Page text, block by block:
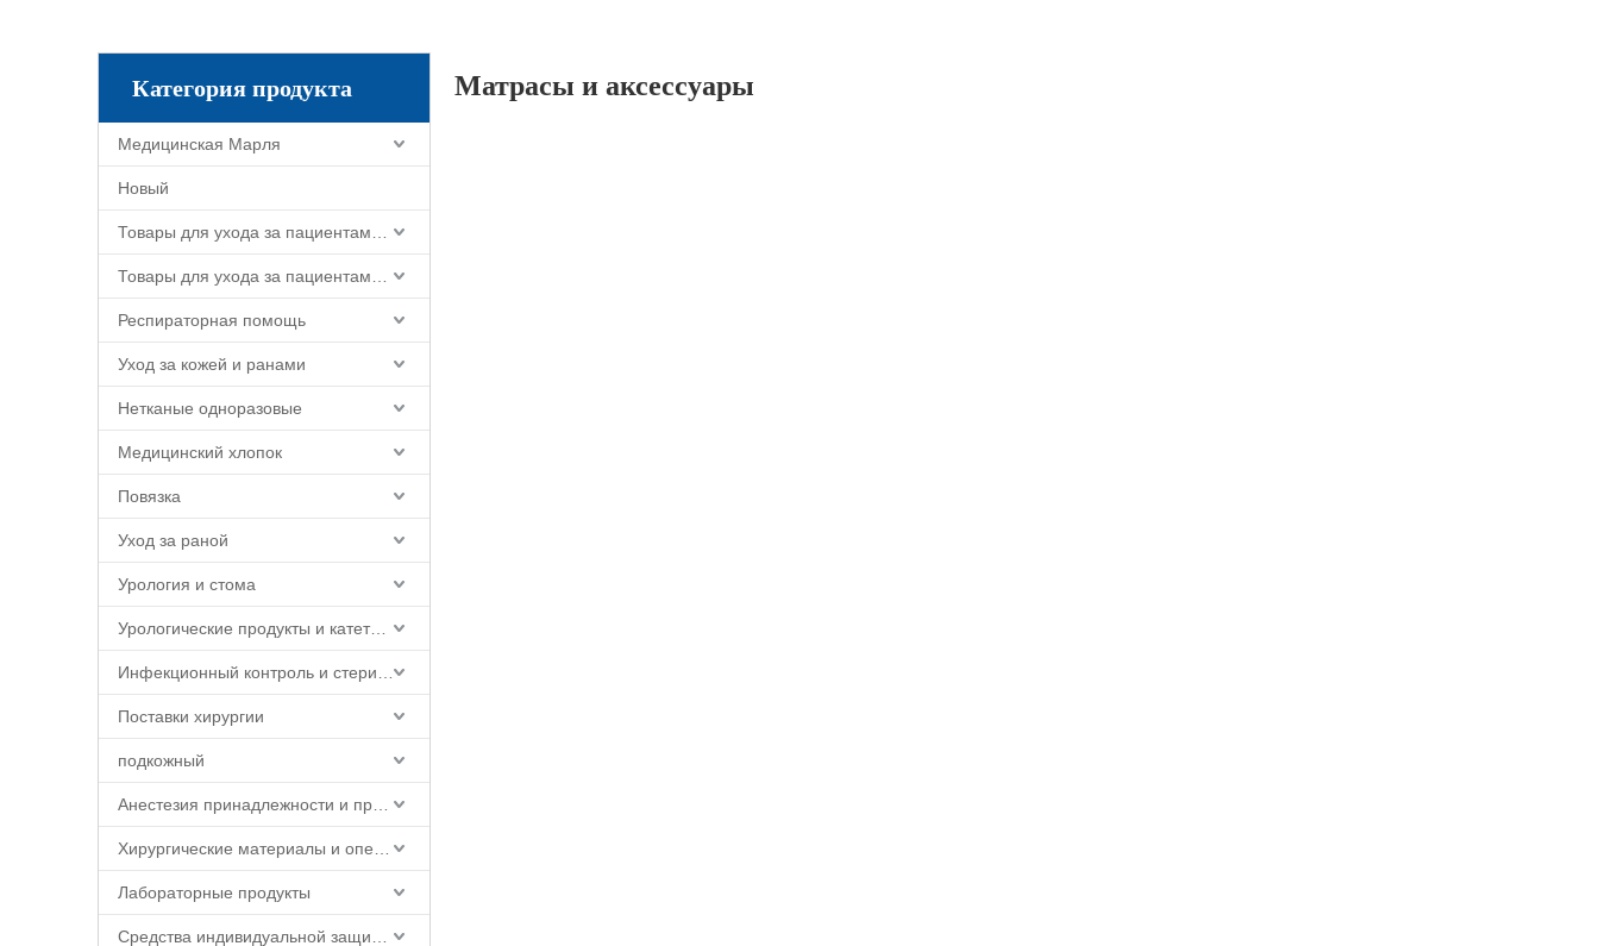
Категория продукта
Медицинская Марля
Новый
Респираторная помощь
Уход за кожей и ранами
Нетканые одноразовые
Медицинский хлопок
Повязка
Уход за раной
Урология и стома
Урологические продукты и катетерные принадлежности
Поставки хирургии
подкожный
Лабораторные продукты
Матрасы и аксессуары